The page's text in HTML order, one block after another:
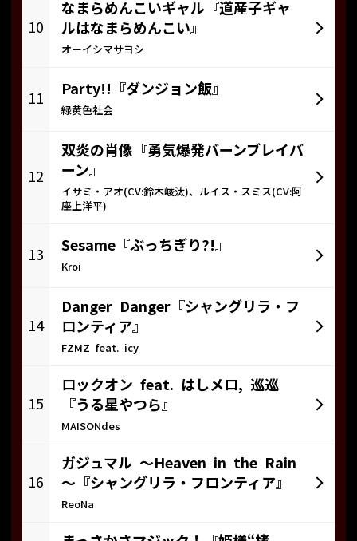
10
なまらめんこいギャル『道産子ギャ
ルはなまらめんこい』
オーイシマサヨシ
11
Party!!『ダンジョン飯』
緑黄色社会
12
双炎の肖像『勇気爆発バーンブレイバ
ーン』
イサミ・アオ(CV:鈴木崚汰)、ルイス・スミス(CV:阿
座上洋平)
13
Sesame『ぶっちぎり?!』
Kroi
14
Danger Danger『シャングリラ・フ
ロンティア』
FZMZ feat. icy
15
ロックオン feat. はしメロ, 巡巡
『うる星やつら』
MAISONdes
16
ガジュマル ～Heaven in the Rain
～『シャングリラ・フロンティア』
ReoNa